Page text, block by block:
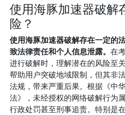
使用海豚加速器破解
险？
使用海豚加速器破解存在一定的
致法律责任和个人信息泄露。 在
进行破解时，理解潜在的风险至
帮助用户突破地域限制，但其非
法规，带来严重后果。根据《中
法》，未经授权的网络破解行为
行政处罚甚至刑事追责。特别是